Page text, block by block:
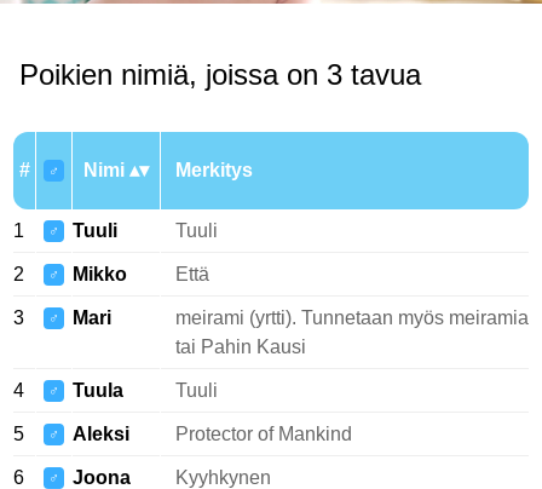
Poikien nimiä, joissa on 3 tavua
# ♂ Nimi Merkitys
1 ♂ Tuuli Tuuli
2 ♂ Mikko Että
3 ♂ Mari
meirami (yrtti). Tunnetaan myös meiramia
tai Pahin Kausi
4 ♂ Tuula Tuuli
5 ♂ Aleksi Protector of Mankind
6 ♂ Joona Kyyhkynen